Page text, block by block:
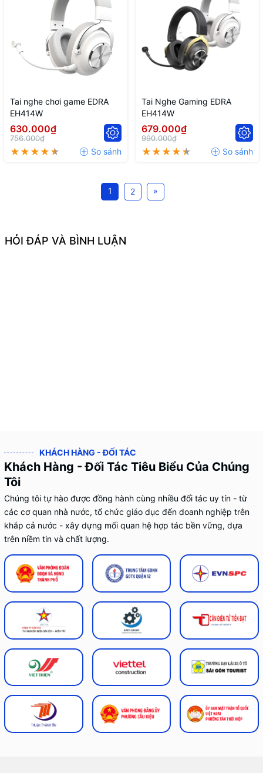
Tai nghe chơi game EDRA
EH414W
630.000₫
756.000₫
Tai Nghe Gaming EDRA
EH414W
679.000₫
990.000₫
1 2 »
HỎI ĐÁP VÀ BÌNH LUẬN
KHÁCH HÀNG - ĐỐI TÁC
Khách Hàng - Đối Tác Tiêu Biểu Của Chúng
Tôi
Chúng tôi tự hào được đồng hành cùng nhiều đối tác uy tín - từ
các cơ quan nhà nước, tổ chức giáo dục đến doanh nghiệp trên
khắp cả nước - xây dựng mối quan hệ hợp tác bền vững, dựa
trên niềm tin và chất lượng.